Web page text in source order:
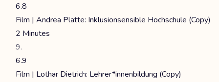
6.8
Film | Andrea Platte: Inklusionsensible Hochschule (Copy)
2 Minutes
6.9
Film | Lothar Dietrich: Lehrer*innenbildung (Copy)